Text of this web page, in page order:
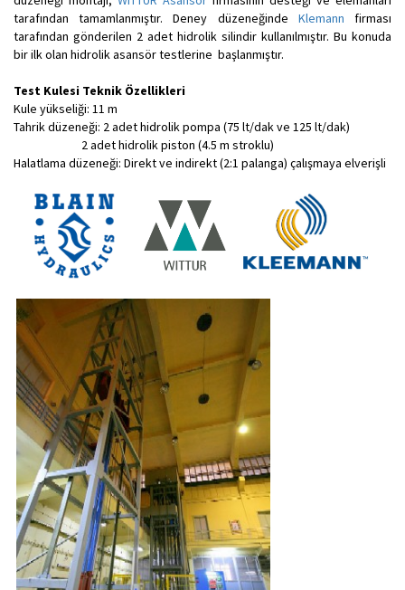
tarafından tamamlanmıştır. Deney düzeneğinde Klemann firması
tarafından gönderilen 2 adet hidrolik silindir kullanılmıştır. Bu konuda
bir ilk olan hidrolik asansör testlerine başlanmıştır.
Test Kulesi Teknik Özellikleri
Kule yükseliği: 11 m
Tahrik düzeneği: 2 adet hidrolik pompa (75 lt/dak ve 125 lt/dak)
2 adet hidrolik piston (4.5 m stroklu)
Halatlama düzeneği: Direkt ve indirekt (2:1 palanga) çalışmaya elverişli